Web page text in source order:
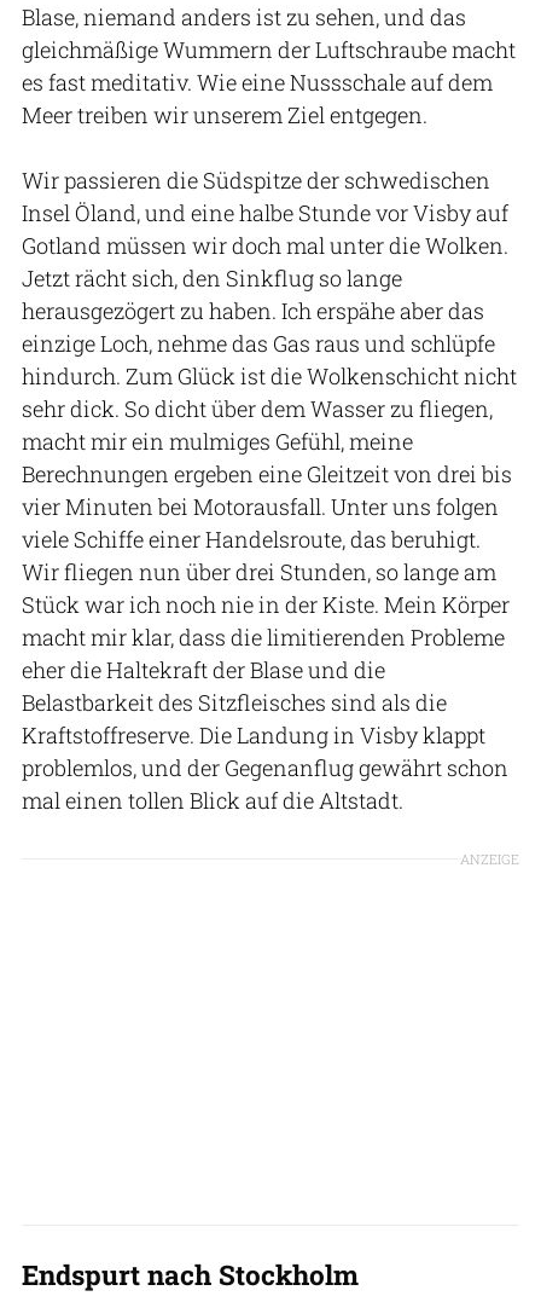
Blase, niemand anders ist zu sehen, und das
gleichmäßige Wummern der Luftschraube macht
es fast meditativ. Wie eine Nussschale auf dem
Meer treiben wir unserem Ziel entgegen.
Wir passieren die Südspitze der schwedischen
Insel Öland, und eine halbe Stunde vor Visby auf
Gotland müssen wir doch mal unter die Wolken.
Jetzt rächt sich, den Sinkflug so lange
herausgezögert zu haben. Ich erspähe aber das
einzige Loch, nehme das Gas raus und schlüpfe
hindurch. Zum Glück ist die Wolkenschicht nicht
sehr dick. So dicht über dem Wasser zu fliegen,
macht mir ein mulmiges Gefühl, meine
Berechnungen ergeben eine Gleitzeit von drei bis
vier Minuten bei Motorausfall. Unter uns folgen
viele Schiffe einer Handelsroute, das beruhigt.
Wir fliegen nun über drei Stunden, so lange am
Stück war ich noch nie in der Kiste. Mein Körper
macht mir klar, dass die limitierenden Probleme
eher die Haltekraft der Blase und die
Belastbarkeit des Sitzfleisches sind als die
Kraftstoffreserve. Die Landung in Visby klappt
problemlos, und der Gegenanflug gewährt schon
mal einen tollen Blick auf die Altstadt.
ANZEIGE
Endspurt nach Stockholm